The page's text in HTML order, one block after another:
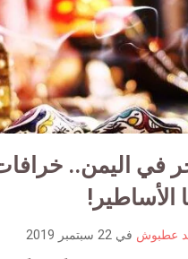
في اليمن..
الأساطير!
عطبوش في 22 سبتمبر 2019